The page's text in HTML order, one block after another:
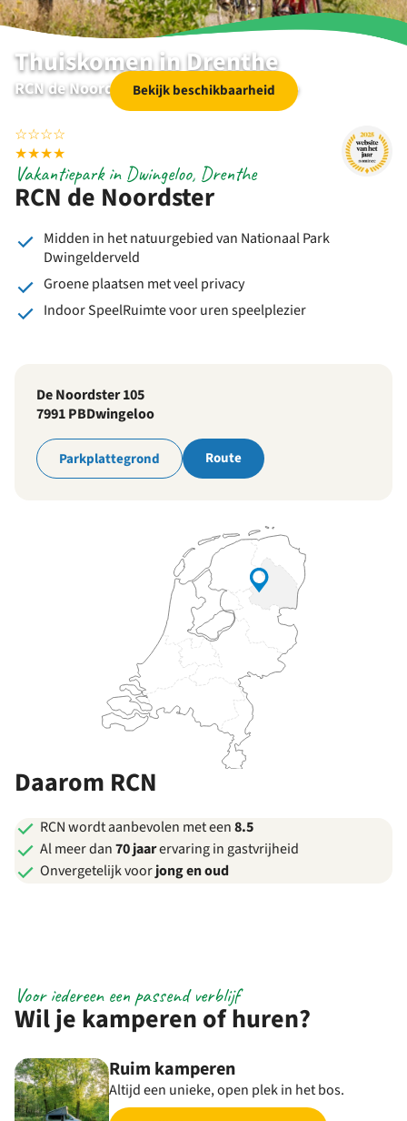
Thuiskomen in Drenthe
RCN de Noordster | Dwingeloo | Drenthe
Bekijk beschikbaarheid
☆☆☆☆
★★★★
RCN de Noordster
Vakantiepark in Dwingeloo, Drenthe
Midden in het natuurgebied van Nationaal Park
Dwingelderveld
Groene plaatsen met veel privacy
Indoor SpeelRuimte voor uren speelplezier
De Noordster 105
7991 PBDwingeloo
Parkplattegrond Route
Daarom RCN
RCN wordt aanbevolen met een8.5
Al meer dan70 jaarervaring in gastvrijheid
Onvergetelijk voorjong en oud
Wil je kamperen of huren?
Voor iedereen een passend verblijf
Ruim kamperen
Altijd een unieke, open plek in het bos.